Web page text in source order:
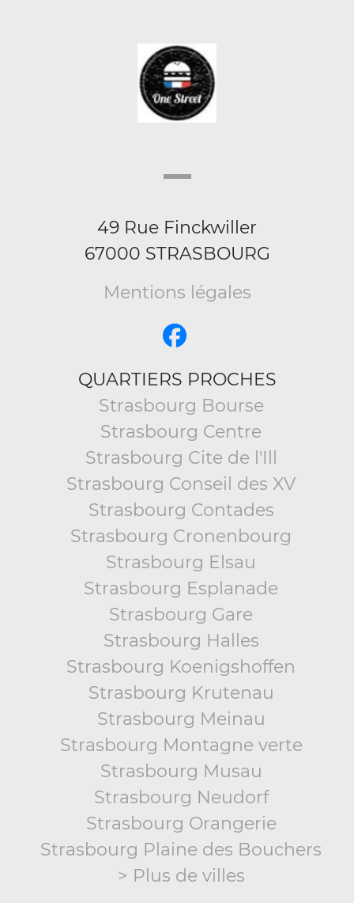
49 Rue Finckwiller
67000 STRASBOURG
Mentions légales
QUARTIERS PROCHES
Strasbourg Bourse
Strasbourg Centre
Strasbourg Cite de l'Ill
Strasbourg Conseil des XV
Strasbourg Contades
Strasbourg Cronenbourg
Strasbourg Elsau
Strasbourg Esplanade
Strasbourg Gare
Strasbourg Halles
Strasbourg Koenigshoffen
Strasbourg Krutenau
Strasbourg Meinau
Strasbourg Montagne verte
Strasbourg Musau
Strasbourg Neudorf
Strasbourg Orangerie
Strasbourg Plaine des Bouchers
> Plus de villes